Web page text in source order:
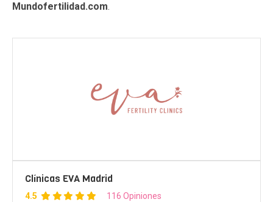
Mundofertilidad.com.
Clínicas EVA Madrid
4.5 116 Opiniones